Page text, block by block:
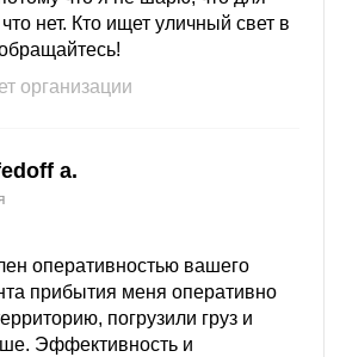
нет. Кто ищет уличный свет в
организации
a.
оперативностью вашего
прибытия меня оперативно
погрузили груз и
Эффективность и